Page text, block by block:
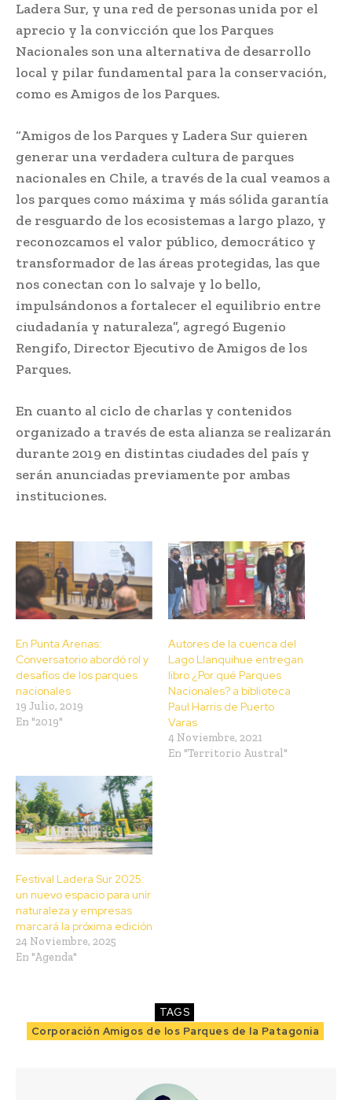
Ladera Sur, y una red de personas unida por el
aprecio y la convicción que los Parques
Nacionales son una alternativa de desarrollo
local y pilar fundamental para la conservación,
como es Amigos de los Parques.
“Amigos de los Parques y Ladera Sur quieren
generar una verdadera cultura de parques
nacionales en Chile, a través de la cual veamos a
los parques como máxima y más sólida garantía
de resguardo de los ecosistemas a largo plazo, y
reconozcamos el valor público, democrático y
transformador de las áreas protegidas, las que
nos conectan con lo salvaje y lo bello,
impulsándonos a fortalecer el equilibrio entre
ciudadanía y naturaleza”, agregó Eugenio
Rengifo, Director Ejecutivo de Amigos de los
Parques.
En cuanto al ciclo de charlas y contenidos
organizado a través de esta alianza se realizarán
durante 2019 en distintas ciudades del país y
serán anunciadas previamente por ambas
instituciones.
En Punta Arenas:
Conversatorio abordó rol y
desafíos de los parques
nacionales
19 Julio, 2019
En "2019"
Autores de la cuenca del
Lago Llanquihue entregan
libro ¿Por qué Parques
Nacionales? a biblioteca
Paul Harris de Puerto
Varas
4 Noviembre, 2021
En "Territorio Austral"
Festival Ladera Sur 2025:
un nuevo espacio para unir
naturaleza y empresas
marcará la próxima edición
24 Noviembre, 2025
En "Agenda"
TAGS
Corporación Amigos de los Parques de la Patagonia